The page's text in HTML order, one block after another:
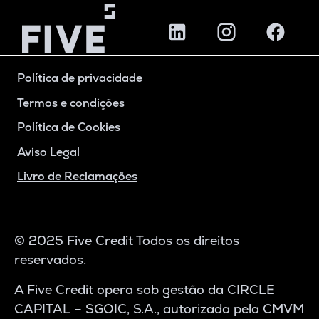
Política de privacidade
Termos e condições
Política de Cookies
Aviso Legal
Livro de Reclamações
© 2025 Five Credit Todos os direitos
reservados.
A Five Credit opera sob gestão da CIRCLE
CAPITAL – SGOIC, S.A., autorizada pela CMVM